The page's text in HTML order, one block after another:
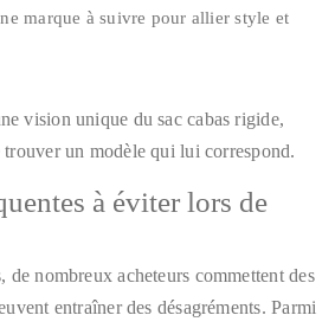
marque à suivre pour allier style et
vision unique du sac cabas rigide,
trouver un modèle qui lui correspond.
à éviter lors de
nombreux acheteurs commettent des
entraîner des désagréments. Parmi